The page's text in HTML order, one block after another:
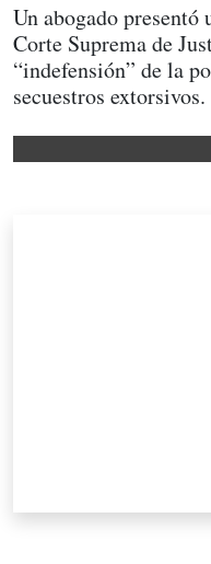
Un abogado presentó
Corte Suprema de
“indefensión” de la
secuestros extorsivos.